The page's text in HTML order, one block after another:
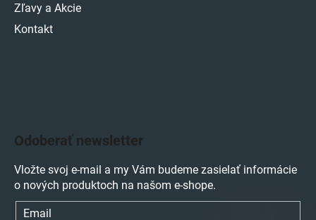
Zľavy a Akcie
Kontakt
Odoberať newsletter
Vložte svoj e-mail a my Vám budeme zasielať informácie
o nových produktoch na našom e-shope.
Email